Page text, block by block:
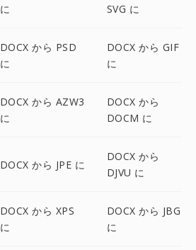
に
SVG に
DOCX から PSD
に
DOCX から GIF
に
DOCX から AZW3
に
DOCX から
DOCM に
DOCX から JPE に
DOCX から
DJVU に
DOCX から XPS
に
DOCX から JBG
に